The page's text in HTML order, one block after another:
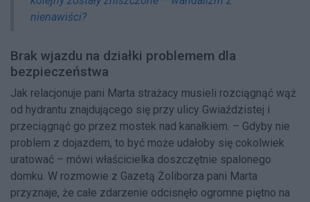
nienawiści?
Brak wjazdu na działki problemem dla
bezpieczeństwa
Jak relacjonuje pani Marta strażacy musieli rozciągnąć wąż
od hydrantu znajdującego się przy ulicy Gwiaździstej i
przeciągnąć go przez mostek nad kanałkiem. – Gdyby nie
problem z dojazdem, to być może udałoby się cokolwiek
uratować – mówi właścicielka doszczętnie spalonego
domku. W rozmowie z Gazetą Żoliborza pani Marta
przyznaje, że całe zdarzenie odcisnęło ogromne piętno na